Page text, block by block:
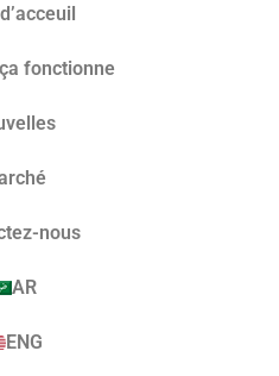
fonctionne
nous
AR
ENG